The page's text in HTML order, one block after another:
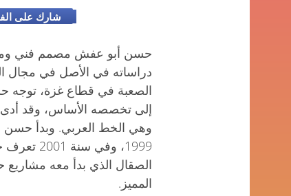
شارك على
حسن أبو عفش مصمم فني
دراساته في الأصل في مجال
الصعبة في قطاع غزة، توجه
إلى تخصصه الأساس، وقد أدى
وهي الخط العربي. وبدأ حسن
1999،
الصقال الذي بدأ معه
المميز.